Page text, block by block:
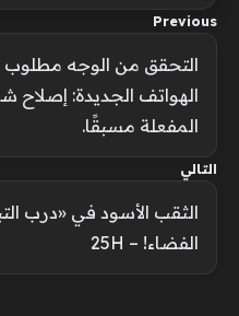
Previous
المفعلة مسبقًا.
التالي
الثقب الأسود في «درب
الفضاء! – 25H